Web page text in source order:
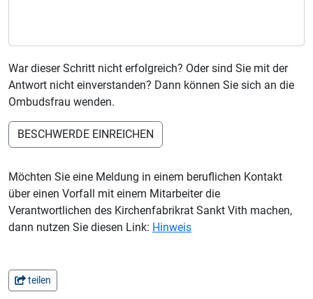
War dieser Schritt nicht erfolgreich? Oder sind Sie mit der
Antwort nicht einverstanden? Dann können Sie sich an die
Ombudsfrau wenden.
BESCHWERDE EINREICHEN
Möchten Sie eine Meldung in einem beruflichen Kontakt
über einen Vorfall mit einem Mitarbeiter die
Verantwortlichen des Kirchenfabrikrat Sankt Vith machen,
dann nutzen Sie diesen Link: Hinweis
teilen